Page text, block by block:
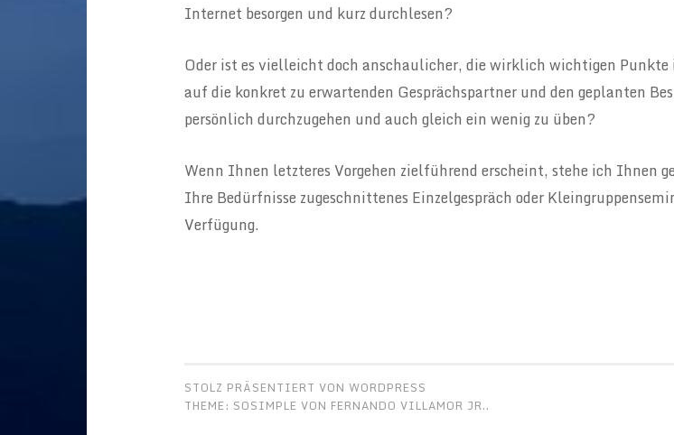
Internet besorgen und kurz durchlesen?
Oder ist es vielleicht doch anschaulicher, die wirklich wichtigen
auf die konkret zu erwartenden Gesprächspartner und den geplanten
persönlich durchzugehen und auch gleich ein wenig zu üben?
Wenn Ihnen letzteres Vorgehen zielführend erscheint, stehe ich Ihnen
Ihre Bedürfnisse zugeschnittenes Einzelgespräch oder
Verfügung.
STOLZ PRÄSENTIERT VON WORDPRESS
THEME: SOSIMPLE VON FERNANDO VILLAMOR JR..